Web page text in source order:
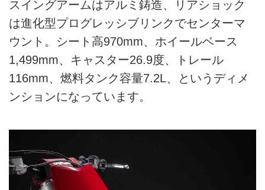
スイングアームはアルミ鋳造、リアショック
は進化型プログレッシブリンクでセンターマ
ウント。シート高970mm、ホイールベース
1,499mm、キャスター26.9度、トレール
116mm、燃料タンク容量7.2L、というディメ
ンションになっています。